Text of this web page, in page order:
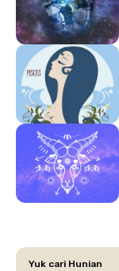
Yuk cari Hunian